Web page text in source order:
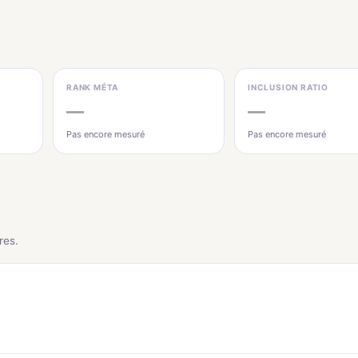
RANK MÉTA
—
Pas encore mesuré
INCLUSION RATIO
—
Pas encore mesuré